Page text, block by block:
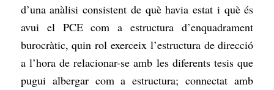
d’una anàlisi consistent de què havia estat i què és
avui el PCE com a estructura d’enquadrament
burocràtic, quin rol exerceix l’estructura de direcció
a l’hora de relacionar-se amb les diferents tesis que
pugui albergar com a estructura; connectat amb